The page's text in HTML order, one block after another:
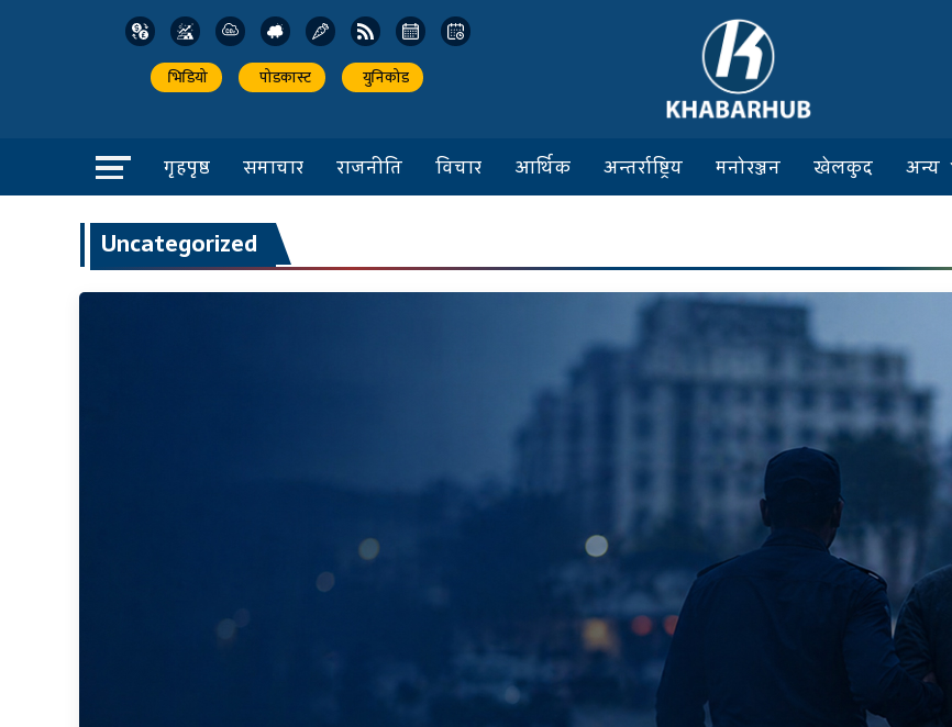
भिडियो पोडकास्ट युनिकोड
गृहपृष्ठ समाचार राजनीति विचार आर्थिक अन्तर्राष्ट्रिय मनोरञ्जन खेलकुद अन्य
Uncategorized